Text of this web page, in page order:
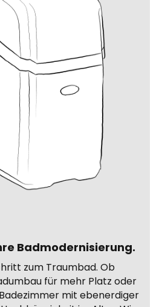
Badmodernisierung.
zum Traumbad. Ob
für mehr Platz oder
mit ebenerdiger